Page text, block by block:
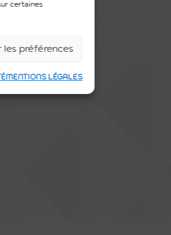
certaines
les préférences
MENTIONS LÉGALES